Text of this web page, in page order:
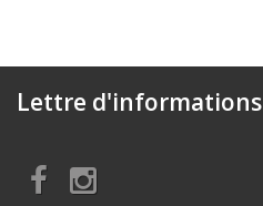
Lettre d'informations